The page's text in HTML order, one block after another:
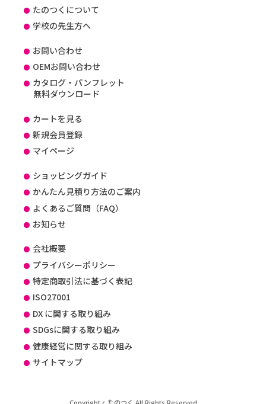
たのつくについて
学校の先生方へ
お問い合わせ
OEMお問い合わせ
カタログ・パンフレット
無料ダウンロード
カートを見る
新規会員登録
マイページ
ショッピングガイド
かんたん見積り方法のご案内
よくあるご質問（FAQ）
お知らせ
会社概要
プライバシーポリシー
特定商取引法に基づく表記
ISO27001
DX に関する取り組み
SDGsに関する取り組み
健康経営に関する取り組み
サイトマップ